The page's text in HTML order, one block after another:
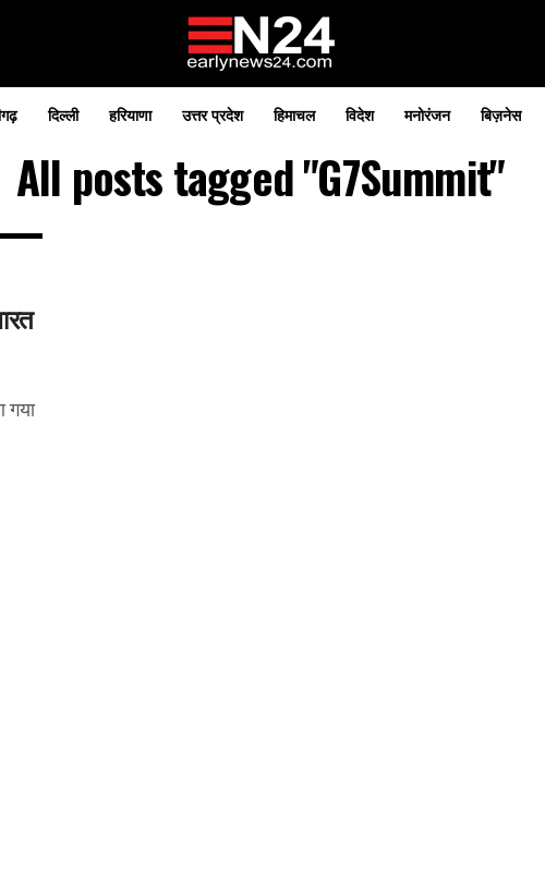
दिल्ली हरियाणा उत्तर प्रदेश हिमाचल विदेश मनोरंजन बिज़नेस
All posts tagged "G7Summit"
गया